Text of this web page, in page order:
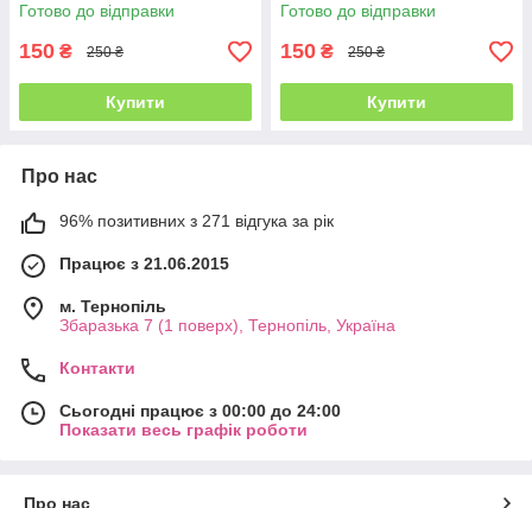
Готово до відправки
150 ₴ 250 ₴
Купити
Готово до відправки
150 ₴ 250 ₴
Купити
Про нас
96% позитивних з 271 відгука за рік
Працює з 21.06.2015
м. Тернопіль
Збаразька 7 (1 поверх), Тернопіль, Україна
Контакти
Сьогодні працює з 00:00 до 24:00
Показати весь графік роботи
Про нас